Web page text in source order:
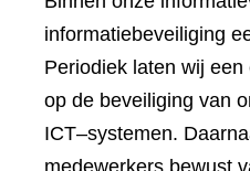
informatiebeveiliging
Periodiek laten wij
op de beveiliging van
ICT–systemen.
medewerkers bewust